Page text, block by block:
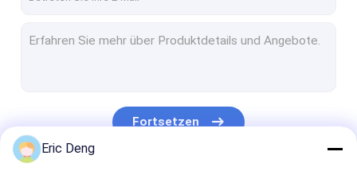
Fortsetzen
Eric Deng